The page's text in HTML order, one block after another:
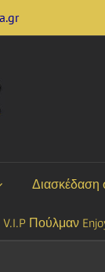
Διασκέδαση
V.I.P Πούλμαν